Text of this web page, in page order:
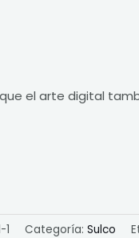
el arte digital
1 Categoría: Sulco